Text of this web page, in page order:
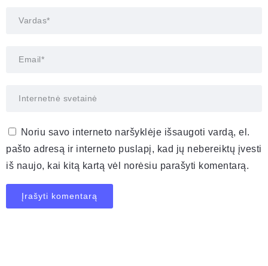
Noriu savo interneto naršyklėje išsaugoti vardą, el.
pašto adresą ir interneto puslapį, kad jų nebereiktų įvesti
iš naujo, kai kitą kartą vėl norėsiu parašyti komentarą.